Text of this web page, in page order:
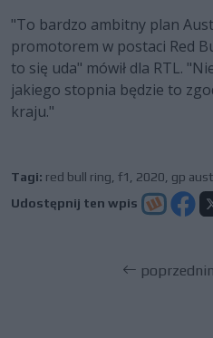
"To bardzo ambitny plan
promotorem w postaci Red
to się uda" mówił dla RTL.
jakiego stopnia będzie to
kraju."
Tagi: red bull ring f1 2020 gp
Udostępnij ten wpis
poprzedni